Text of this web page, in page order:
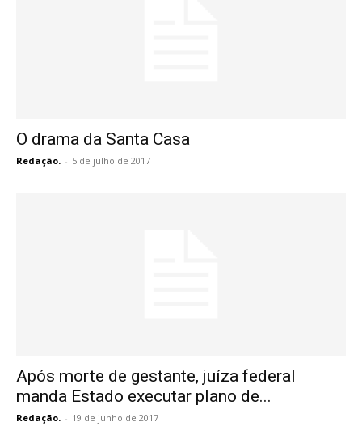
O drama da Santa Casa
Redação. - 5 de julho de 2017
Após morte de gestante, juíza federal
manda Estado executar plano de...
Redação. - 19 de junho de 2017